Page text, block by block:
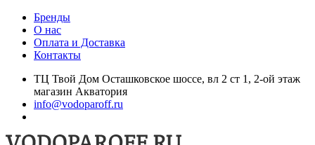
Бренды
О нас
Оплата и Доставка
Контакты
ТЦ Твой Дом Осташковское шоссе, вл 2 ст 1, 2-ой этаж
магазин Акватория
info@vodoparoff.ru